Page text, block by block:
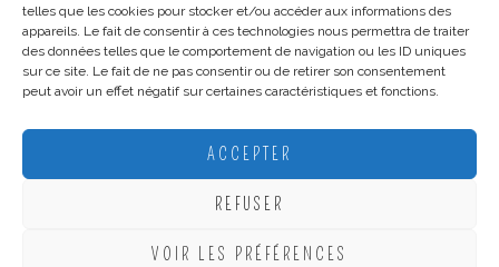
telles que les cookies pour stocker et/ou accéder aux informations des
appareils. Le fait de consentir à ces technologies nous permettra de traiter
des données telles que le comportement de navigation ou les ID uniques
sur ce site. Le fait de ne pas consentir ou de retirer son consentement
peut avoir un effet négatif sur certaines caractéristiques et fonctions.
ACCEPTER
REFUSER
VOIR LES PRÉFÉRENCES
Informations légales
CGV
Politique De Confidentialité
Plan du site